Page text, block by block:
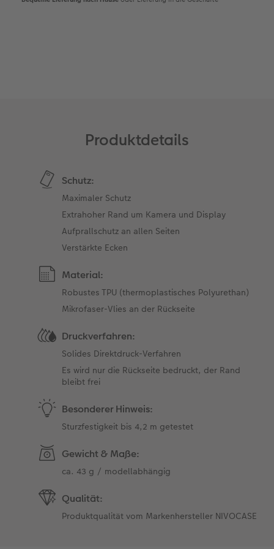
Extras
Produktdetails
Schutz:
Maximaler Schutz
Extrahoher Rand um Kamera und Display
Aufprallschutz an allen Seiten
Verstärkte Ecken
Material:
Robustes TPU (thermoplastisches Polyurethan)
Mikrofaser-Vlies an der Rückseite
Druckverfahren:
Solides Direktdruck-Verfahren
Es wird nur die Rückseite bedruckt, der Rand
bleibt frei
Besonderer Hinweis:
Sturzfestigkeit bis 4,2 m getestet
Gewicht & Maße:
ca. 43 g / modellabhängig
Qualität:
Produktqualität vom Markenhersteller NIVOCASE